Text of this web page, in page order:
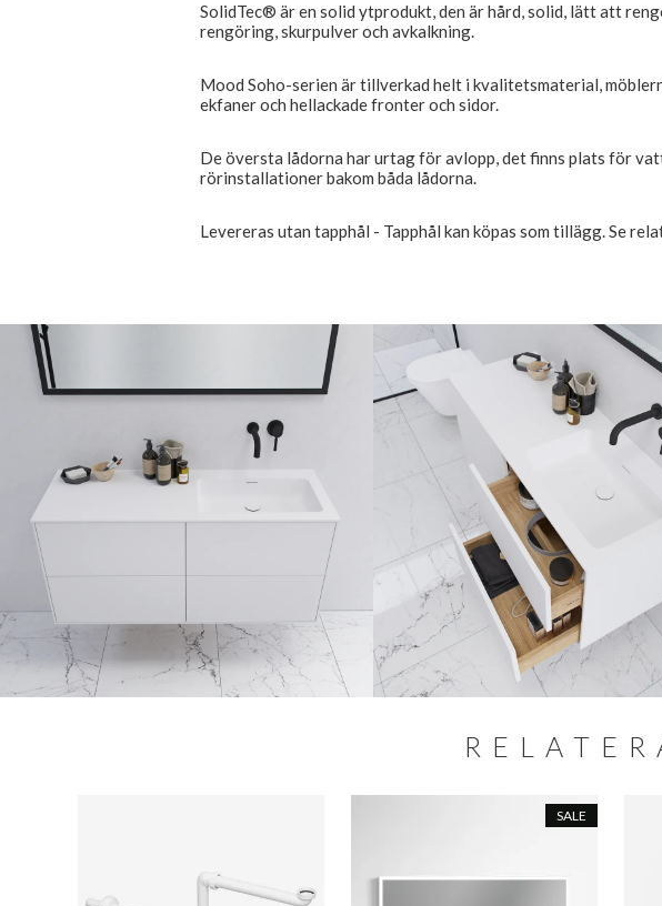
SolidTec® är en solid ytprodukt, den är hård, solid, lätt att
rengöring, skurpulver och avkalkning.
Mood Soho-serien är tillverkad helt i kvalitetsmaterial,
ekfaner och hellackade fronter och sidor.
De översta lådorna har urtag för avlopp, det finns plats för
rörinstallationer bakom båda lådorna.
Levereras utan tapphål - Tapphål kan köpas som tillägg. Se
SALE